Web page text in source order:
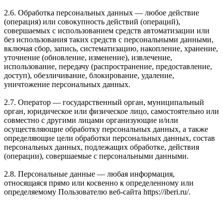
2.6. Обработка персональных данных — любое действие
(операция) или совокупность действий (операций),
совершаемых с использованием средств автоматизации или
без использования таких средств с персональными данными,
включая сбор, запись, систематизацию, накопление, хранение,
уточнение (обновление, изменение), извлечение,
использование, передачу (распространение, предоставление,
доступ), обезличивание, блокирование, удаление,
уничтожение персональных данных.
2.7. Оператор — государственный орган, муниципальный
орган, юридическое или физическое лицо, самостоятельно или
совместно с другими лицами организующие и/или
осуществляющие обработку персональных данных, а также
определяющие цели обработки персональных данных, состав
персональных данных, подлежащих обработке, действия
(операции), совершаемые с персональными данными.
2.8. Персональные данные — любая информация,
относящаяся прямо или косвенно к определенному или
определяемому Пользователю веб-сайта https://iberi.ru/.